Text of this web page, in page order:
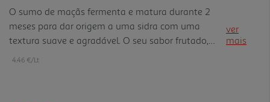
Link
para
a
mesma
página.
O sumo de maçãs fermenta e matura durante 2
meses para dar origem a uma sidra com uma
textura suave e agradável. O seu sabor frutado,
leve e refrescante tem o equilíbrio perfeito entre a
ver
mais
4.46 €/Lt